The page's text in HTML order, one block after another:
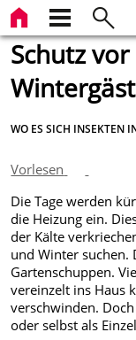
Schutz
WO ES SICH INSEKTEN
Vorlesen
Die Tage werden
die Heizung ein.
der Kälte
und Winter suchen.
Gartenschuppen.
vereinzelt ins Haus
verschwinden.
oder selbst als